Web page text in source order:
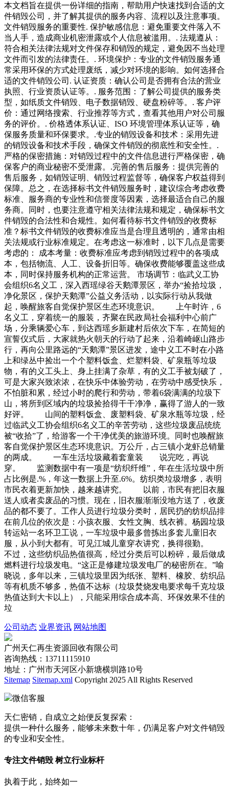
本文档旨在提供一份详细的指南，帮助用户快速找到合适的文
件销毁公司，并了解其提供的服务内容、流程以及注意事项。
文件销毁服务的重要性. 保护敏感信息：避免重要文件落入不
当人手，造成商业机密泄露或个人信息被滥用。. 法规遵从：
符合相关法律法规对文件保存和销毁的规定，避免因不当处理
文件而引发的法律责任。. 环境保护：专业的文件销毁服务通
常采用环保的方式处理废纸，减少对环境的影响。如何选择合
适的文件销毁公司. 认证资质：确认公司是否拥有合法的营业
执照、行业资质认证等。. 服务范围：了解公司提供的服务类
型，如纸质文件销毁、电子数据销毁、硬盘粉碎等。. 客户评
价：通过网络搜索、行业推荐等方式，查看其他用户对公司服
务的评价。. 价格透体系认证、ISO 环境管理体系认证等，确
保服务质量和环保要求。.专业的销毁设备和技术：采用先进
的销毁设备和技术手段，确保文件销毁的彻底性和安全性。.
严格的保密措施：对销毁过程中的文件信息进行严格保密，确
保客户的商业秘密不受泄露。.完善的售后服务：提供完善的
售后服务，如销毁证明、销毁过程监督等，确保客户权益得到
保障。总之，在选择标书文件销毁服务时，建议综合考虑收费
标准、服务商的专业性和信誉度等因素，选择最适合自己的服
务商。同时，也要注意遵守相关法律法规和规定，确保标书文
件销毁的合法性和合规性。如何看待标书文件销毁的收费标
准？标书文件销毁的收费标准应当是合理且透明的，通常由相
关法规或行业标准规定。在考虑这一标准时，以下几点是需要
考虑的： 成本考量：收费标准应考虑到销毁过程中的各项成
本，包括物流、人工、设备折旧等。确保收费能够覆盖这些成
本，同时保持服务机构的正常运营。 市场调节：临武义工协
会组织6名义工，深入西瑶绿谷天鹅潭景区，举办“捡拾垃圾，
净化景区，保护天鹅潭”公益义务活动，以实际行动从我做
起，唤醒旅客自觉保护景区生态环境意识。 上午时许，6
名义工，穿着统一的服装，齐聚在民政局社会福利中心前广
场，分乘辆爱心车，到达西瑶乡新建村后依次下车，在简短的
宣誓仪式后，大家就热火朝天的行动了起来，沿着崎岖山路步
行，再向公里路远的“天鹅潭”景区进发，途中义工不时在小路
上和绿丛中捡出一个个塑料饭盒、烂塑料袋、矿泉瓶等垃圾
物，有的义工头上、身上挂满了杂草，有的义工手被划破了，
可是大家兴致浓浓，在快乐中体验劳动，在劳动中感受快乐，
不怕脏和累，经过小时的爬行和劳动，带着6袋满满的垃圾下
山，将所到区域内的垃圾捡拾得干干净净，赢得了游人的一致
好评。 山间的塑料饭盒、废塑料袋、矿泉水瓶等垃圾，经
过临武义工协会组织6名义工的辛苦劳动，这些垃圾废品统统
被“收拾”了，给游客一个干净优美的旅游环境。同时也唤醒旅
客自觉保护景区生态环境意识。万公斤，占三镇小龙虾总销量
的两成。 一车生活垃圾藏着套童装 说完吃，再说
穿。 监测数据中有一项是“纺织纤维”，年在生活垃圾中所
占比例是.%，年这一数据上升至.6%。纺织类垃圾增多，表明
市民衣着更新加快，越来越讲究。 以前，市民有把旧衣服
送人或者卖废品的习惯。现在，旧衣服渐渐没地方送了，收废
品的都不要了。工作人员进行垃圾分类时，居民扔的纺织品排
在前几位的依次是：小孩衣服、女性文胸、线衣裤。杨园垃圾
转运站一名环卫工说，一车垃圾中最多曾拣出多套儿童旧衣
服，从小到大都有。可见江城儿童穿衣讲究，换得很勤。
不过，这些纺织品热值很高，经过分类后可以粉碎，最后做成
燃料进行垃圾发电。“这正是修建垃圾发电厂的秘密所在。”喻
晓说，多年以来，三镇垃圾里因为纸张、塑料、橡胶、纺织品
等有机质不够多，热值不达标（垃圾焚烧发电要求每千克垃圾
热值达到大卡以上），只能采用综合成本高、环保效果不佳的
垃
公司动态 业界资讯 网站地图
广州天仁再生资源回收有限公司
咨询热线：13711115910
地址：广州市天河区小新塘横圳路10号
Sitemap Sitemap.xml Copyright 2025 All Rights Reserved
微信客服
天仁密销，自成立之始便反复探索：
提供一种什么服务，能够未来数十年，仍满足客户对文件销毁
的专业和安全性。
专注文件销毁 树立行业标杆
执着于此，始终如一